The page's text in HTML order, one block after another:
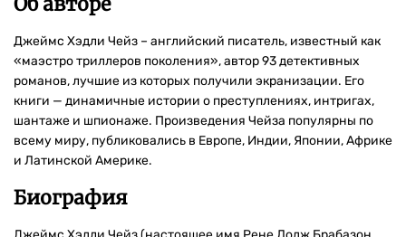
Джеймс Хэдли Чейз – английский писатель, известный как
«маэстро триллеров поколения», автор 93 детективных
романов, лучшие из которых получили экранизации. Его
книги — динамичные истории о преступлениях, интригах,
шантаже и шпионаже. Произведения Чейза популярны по
всему миру, публиковались в Европе, Индии, Японии, Африке
и Латинской Америке.
Биография